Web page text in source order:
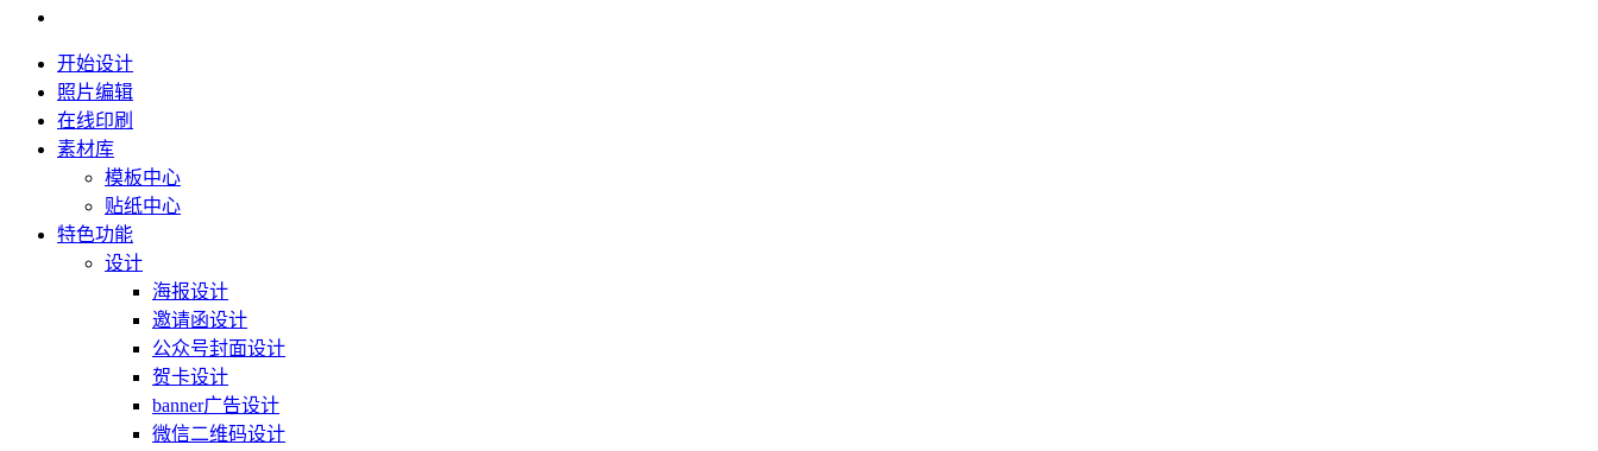
开始设计
照片编辑
在线印刷
素材库
模板中心
贴纸中心
特色功能
设计
海报设计
邀请函设计
公众号封面设计
贺卡设计
banner广告设计
微信二维码设计